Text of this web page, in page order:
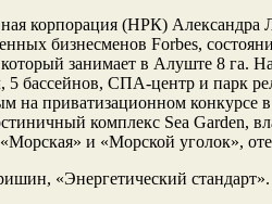
корпорация (НРК) Александра
бизнесменов Forbes,
занимает в Алуште 8 га.
5 бассейнов, СПА-­центр и парк
на приватизационном конкурсе
комплекс Sea Garden,
и «Морской уголок»,
«Энергетический стандарт».